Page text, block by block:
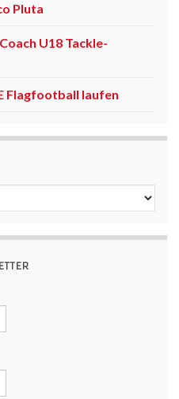
Pluta
U18 Tackle-
Flagfootball laufen